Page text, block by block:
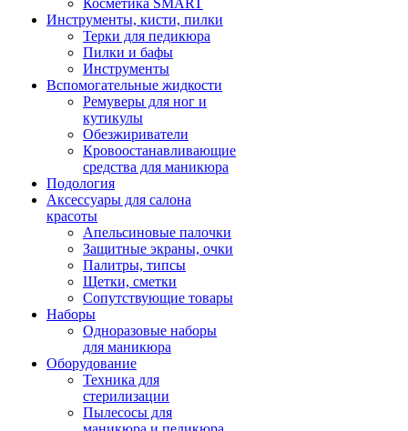
Косметика SMART
Инструменты, кисти, пилки
Терки для педикюра
Пилки и бафы
Инструменты
Вспомогательные жидкости
Ремуверы для ног и
кутикулы
Обезжириватели
Кровоостанавливающие
средства для маникюра
Подология
Аксессуары для салона
красоты
Апельсиновые палочки
Защитные экраны, очки
Палитры, типсы
Щетки, сметки
Сопутствующие товары
Наборы
Одноразовые наборы
для маникюра
Оборудование
Техника для
стерилизации
Пылесосы для